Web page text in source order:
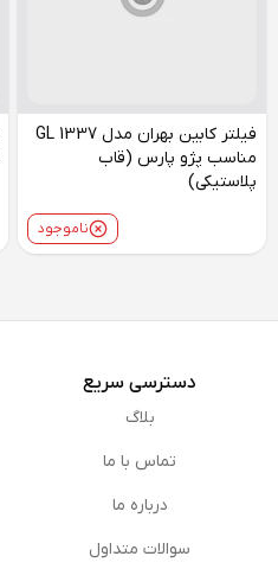
فیلتر کابین بهران مدل GL 1337
مناسب پژو پارس (قاب
پلاستیکی)
ناموجود
دسترسی سریع
بلاگ
تماس با ما
درباره ما
سوالات متداول